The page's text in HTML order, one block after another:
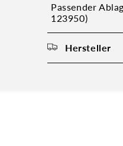
Passender
123950)
Hersteller